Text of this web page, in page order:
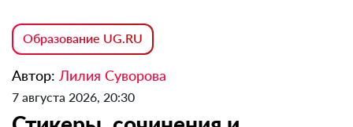
Образование UG.RU
Автор: Лилия Суворова
7 августа 2026, 20:30